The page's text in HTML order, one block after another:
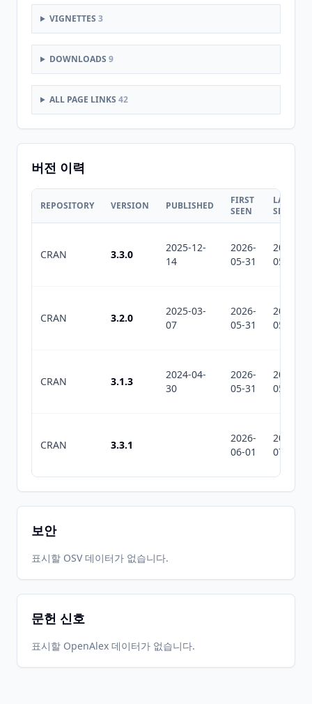
VIGNETTES 3
DOWNLOADS 9
ALL PAGE LINKS 42
버전 이력
REPOSITORY VERSION PUBLISHED
FIRST
SEEN
LAST
SEEN
CRAN 3.3.0
2025-12-
14
2026-
05-31
2026-
05-31
CRAN 3.2.0
2025-03-
07
2026-
05-31
2026-
05-31
CRAN 3.1.3
2024-04-
30
2026-
05-31
2026-
05-31
CRAN 3.3.1
2026-
06-01
2026-
07-10
보안
표시할 OSV 데이터가 없습니다.
문헌 신호
표시할 OpenAlex 데이터가 없습니다.